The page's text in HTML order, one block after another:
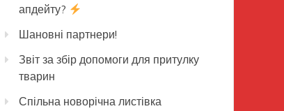
апдейту?
Шановні партнери!
Звіт за збір допомоги для притулку
тварин
Спільна новорічна листівка